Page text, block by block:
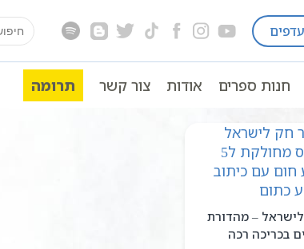
Search
for:
חנות ספרים אודות צור קשר תרומה
– מהדורת